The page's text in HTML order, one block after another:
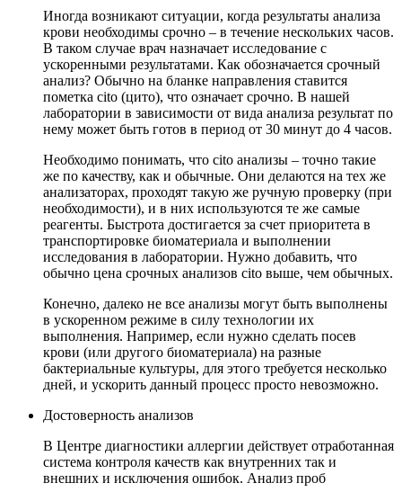
Иногда возникают ситуации, когда результаты анализа
крови необходимы срочно – в течение нескольких часов.
В таком случае врач назначает исследование с
ускоренными результатами. Как обозначается срочный
анализ? Обычно на бланке направления ставится
пометка cito (цито), что означает срочно. В нашей
лаборатории в зависимости от вида анализа результат по
нему может быть готов в период от 30 минут до 4 часов.
Необходимо понимать, что cito анализы – точно такие
же по качеству, как и обычные. Они делаются на тех же
анализаторах, проходят такую же ручную проверку (при
необходимости), и в них используются те же самые
реагенты. Быстрота достигается за счет приоритета в
транспортировке биоматериала и выполнении
исследования в лаборатории. Нужно добавить, что
обычно цена срочных анализов cito выше, чем обычных.
Конечно, далеко не все анализы могут быть выполнены
в ускоренном режиме в силу технологии их
выполнения. Например, если нужно сделать посев
крови (или другого биоматериала) на разные
бактериальные культуры, для этого требуется несколько
дней, и ускорить данный процесс просто невозможно.
Достоверность анализов
В Центре диагностики аллергии действует отработанная
система контроля качеств как внутренних так и
внешних и исключения ошибок. Анализ проб